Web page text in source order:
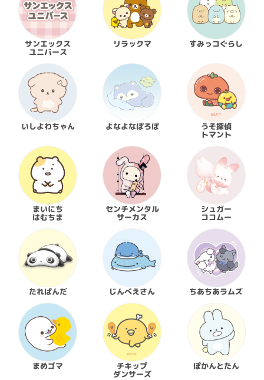
サンエックス
ユニバース
リラックマ すみっコぐらし
いしよわちゃん よなよなぽろぽ うそ探偵
トマント
まいにち
はむちま
センチメンタル
サーカス
シュガー
ココムー
たれぱんだ じんべえさん ちあちあラムズ
まめゴマ チキップ
ダンサーズ
ぽかんとたん